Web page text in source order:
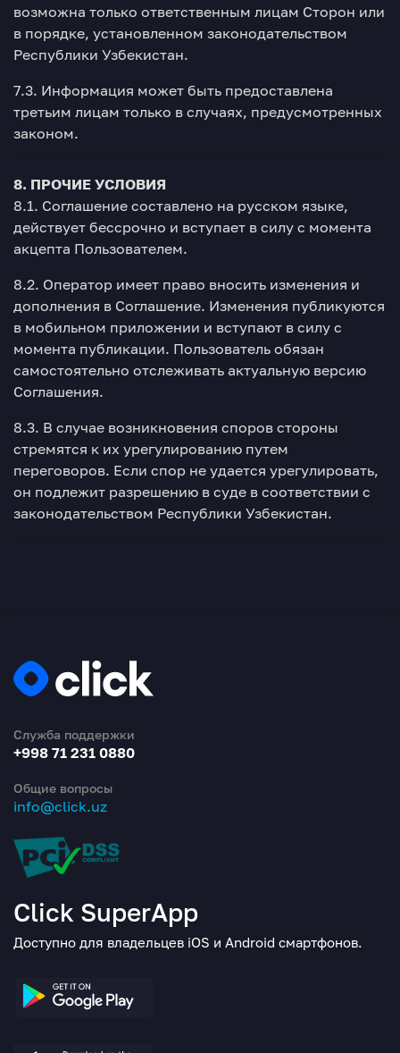
возможна только ответственным лицам Сторон или
в порядке, установленном законодательством
Республики Узбекистан.
7.3. Информация может быть предоставлена
третьим лицам только в случаях, предусмотренных
законом.
8. ПРОЧИЕ УСЛОВИЯ
8.1. Соглашение составлено на русском языке,
действует бессрочно и вступает в силу с момента
акцепта Пользователем.
8.2. Оператор имеет право вносить изменения и
дополнения в Соглашение. Изменения публикуются
в мобильном приложении и вступают в силу с
момента публикации. Пользователь обязан
самостоятельно отслеживать актуальную версию
Соглашения.
8.3. В случае возникновения споров стороны
стремятся к их урегулированию путем
переговоров. Если спор не удается урегулировать,
он подлежит разрешению в суде в соответствии с
законодательством Республики Узбекистан.
Служба поддержки
+998 71 231 0880
Общие вопросы
info@click.uz
Click SuperApp
Доступно для владельцев iOS и Android смартфонов.